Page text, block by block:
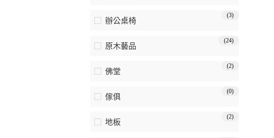
辦公桌椅
(3)
原木藝品
(24)
佛堂
(2)
傢俱
(0)
地板
(2)